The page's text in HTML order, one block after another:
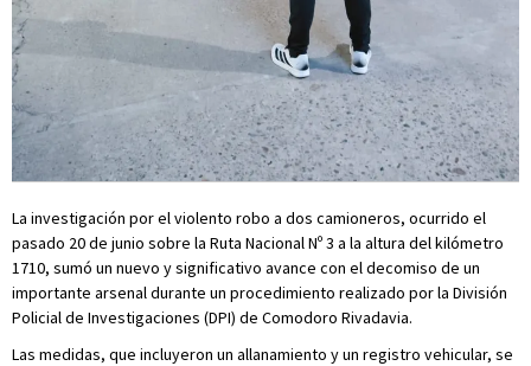
La investigación por el violento robo a dos camioneros, ocurrido el
pasado 20 de junio sobre la Ruta Nacional Nº 3 a la altura del kilómetro
1710, sumó un nuevo y significativo avance con el decomiso de un
importante arsenal durante un procedimiento realizado por la División
Policial de Investigaciones (DPI) de Comodoro Rivadavia.
Las medidas, que incluyeron un allanamiento y un registro vehicular, se